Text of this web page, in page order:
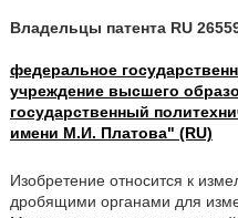
Владельцы патента RU
федеральное
учреждение высшего
государственный
имени М.И. Платова" (RU)
Изобретение относится к
дробящими органами для